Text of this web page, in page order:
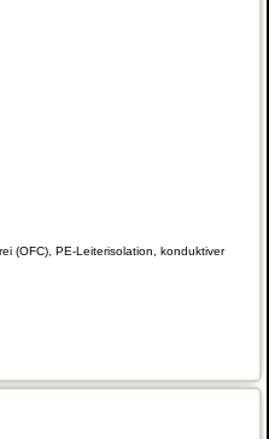
(OFC), PE-Leiterisolation, konduktiver